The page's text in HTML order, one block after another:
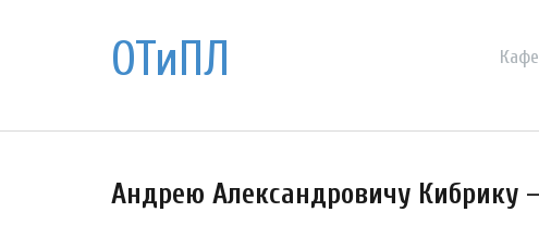
ОТиПЛ
Андрею Александровичу Кибрику